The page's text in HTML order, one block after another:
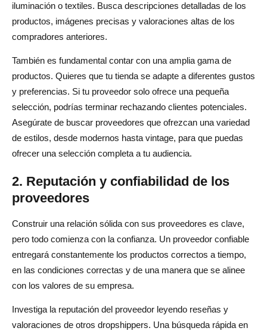
iluminación o textiles. Busca descripciones detalladas de los
productos, imágenes precisas y valoraciones altas de los
compradores anteriores.
También es fundamental contar con una amplia gama de
productos. Quieres que tu tienda se adapte a diferentes gustos
y preferencias. Si tu proveedor solo ofrece una pequeña
selección, podrías terminar rechazando clientes potenciales.
Asegúrate de buscar proveedores que ofrezcan una variedad
de estilos, desde modernos hasta vintage, para que puedas
ofrecer una selección completa a tu audiencia.
2. Reputación y confiabilidad de los
proveedores
Construir una relación sólida con sus proveedores es clave,
pero todo comienza con la confianza. Un proveedor confiable
entregará constantemente los productos correctos a tiempo,
en las condiciones correctas y de una manera que se alinee
con los valores de su empresa.
Investiga la reputación del proveedor leyendo reseñas y
valoraciones de otros dropshippers. Una búsqueda rápida en